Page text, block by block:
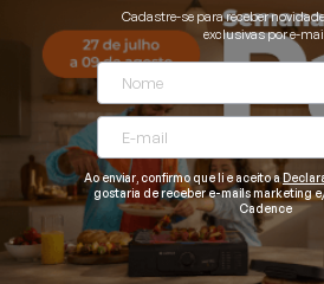
Cadastre-se para receber
exclusivas por e-
Ao enviar, confirmo que li e aceito a
gostaria de receber e-mails marketing
Cadence
Liquidificadores
Grills e Sanduicheiras
Chaleiras Elétricas
Cafeteiras
Climatizadores
Ventiladores
Secadores
Cortadores de Cabelo
Pranchas